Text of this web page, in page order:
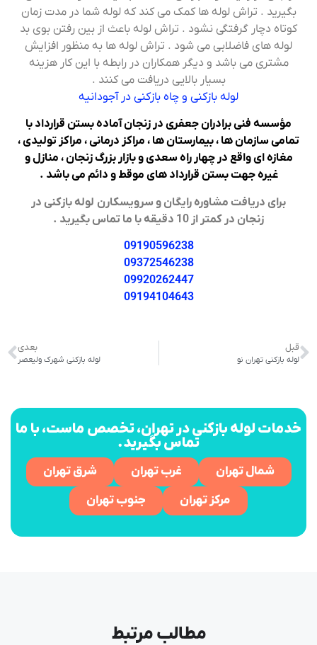
بگیرید . تراش لوله ها کمک می کند که لوله شما در مدت زمان
کوتاه دچار گرفتگی نشود . تراش لوله باعث از بین رفتن بوی بد
لوله های فاضلابی می شود . تراش لوله ها به منظور افزایش
مشتری می باشد و دیگر همکاران در رابطه با این کار هزینه
بسیار بالایی دریافت می کنند .
لوله بازکنی و چاه بازکنی در آجودانیه
مؤسسه فنی برادران جعفری در زنجان آماده بستن قرارداد با
تمامی سازمان ها ، بیمارستان ها ، مراکز درمانی ، مراکز تولیدی ،
مغازه ای واقع در چهار راه سعدی و بازار بزرگ زنجان ، منازل و
غیره جهت بستن قرارداد های موقط و دائم می باشد .
برای دریافت مشاوره رایگان و سرویسکارن لوله بازکنی در
زنجان در کمتر از 10 دقیقه با ما تماس بگیرید .
09190596238
09372546238
09920262447
09194104643
قبل
لوله بازکنی تهران نو
بعدی
لوله بازکنی شهرک ولیعصر
خدمات لوله بازکنی در تهران، تخصص ماست، با ما
تماس بگیرید.
شمال تهران غرب تهران
شرق تهران
مرکز تهران
جنوب تهران
مطالب مرتبط